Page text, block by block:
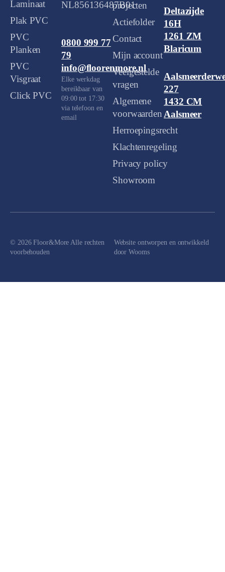
Laminaat
Plak PVC
PVC
Planken
PVC
Visgraat
Click PVC
NL856136487B01
0800 999 77
79
info@floorenmore.nl
Elke werkdag
bereikbaar van
09:00 tot 17:30
via telefoon en
email
projecten
Actiefolder
Contact
Mijn account
Veelgestelde
vragen
Algemene
voorwaarden
Herroepingsrecht
Klachtenregeling
Privacy policy
Showroom
Deltazijde
16H
1261 ZM
Blaricum
227
1432 CM
Aalsmeer
© 2026 Floor&More Alle rechten
voorbehouden
Website ontworpen en ontwikkeld
doorWooms